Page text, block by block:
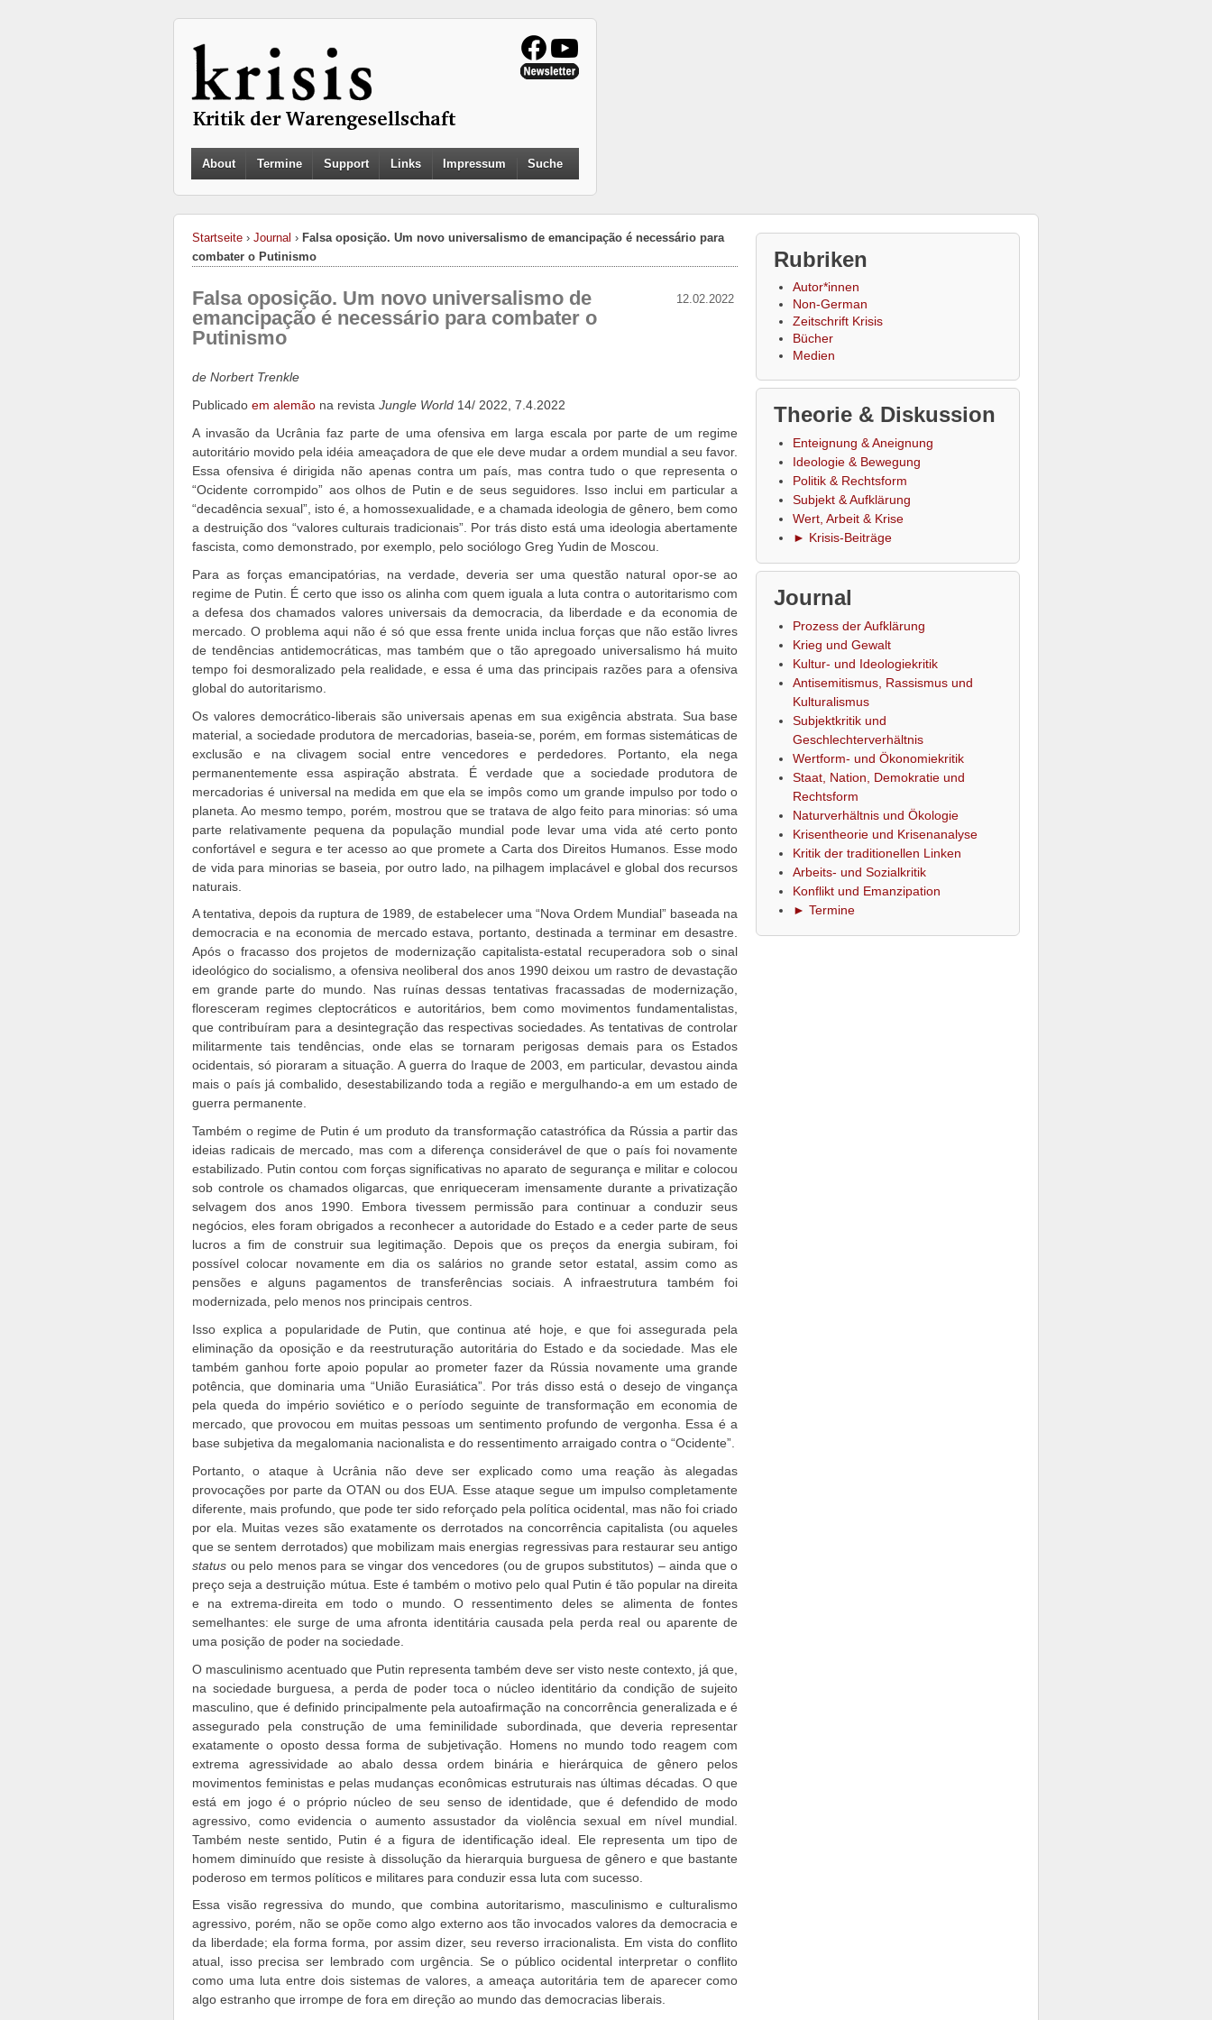
About Termine Support Links Impressum Suche
Startseite › Journal › Falsa oposição. Um novo universalismo de emancipação é necessário para
combater o Putinismo
12.02.2022
Falsa oposição. Um novo universalismo de
emancipação é necessário para combater o
Putinismo
de Norbert Trenkle
Publicado em alemão na revista Jungle World 14/ 2022, 7.4.2022
A invasão da Ucrânia faz parte de uma ofensiva em larga escala por parte de um regime
autoritário movido pela idéia ameaçadora de que ele deve mudar a ordem mundial a seu favor.
Essa ofensiva é dirigida não apenas contra um país, mas contra tudo o que representa o
“Ocidente corrompido” aos olhos de Putin e de seus seguidores. Isso inclui em particular a
“decadência sexual”, isto é, a homossexualidade, e a chamada ideologia de gênero, bem como
a destruição dos “valores culturais tradicionais”. Por trás disto está uma ideologia abertamente
fascista, como demonstrado, por exemplo, pelo sociólogo Greg Yudin de Moscou.
Para as forças emancipatórias, na verdade, deveria ser uma questão natural opor-se ao
regime de Putin. É certo que isso os alinha com quem iguala a luta contra o autoritarismo com
a defesa dos chamados valores universais da democracia, da liberdade e da economia de
mercado. O problema aqui não é só que essa frente unida inclua forças que não estão livres
de tendências antidemocráticas, mas também que o tão apregoado universalismo há muito
tempo foi desmoralizado pela realidade, e essa é uma das principais razões para a ofensiva
global do autoritarismo.
Os valores democrático-liberais são universais apenas em sua exigência abstrata. Sua base
material, a sociedade produtora de mercadorias, baseia-se, porém, em formas sistemáticas de
exclusão e na clivagem social entre vencedores e perdedores. Portanto, ela nega
permanentemente essa aspiração abstrata. É verdade que a sociedade produtora de
mercadorias é universal na medida em que ela se impôs como um grande impulso por todo o
planeta. Ao mesmo tempo, porém, mostrou que se tratava de algo feito para minorias: só uma
parte relativamente pequena da população mundial pode levar uma vida até certo ponto
confortável e segura e ter acesso ao que promete a Carta dos Direitos Humanos. Esse modo
de vida para minorias se baseia, por outro lado, na pilhagem implacável e global dos recursos
naturais.
A tentativa, depois da ruptura de 1989, de estabelecer uma “Nova Ordem Mundial” baseada na
democracia e na economia de mercado estava, portanto, destinada a terminar em desastre.
Após o fracasso dos projetos de modernização capitalista-estatal recuperadora sob o sinal
ideológico do socialismo, a ofensiva neoliberal dos anos 1990 deixou um rastro de devastação
em grande parte do mundo. Nas ruínas dessas tentativas fracassadas de modernização,
floresceram regimes cleptocráticos e autoritários, bem como movimentos fundamentalistas,
que contribuíram para a desintegração das respectivas sociedades. As tentativas de controlar
militarmente tais tendências, onde elas se tornaram perigosas demais para os Estados
ocidentais, só pioraram a situação. A guerra do Iraque de 2003, em particular, devastou ainda
mais o país já combalido, desestabilizando toda a região e mergulhando-a em um estado de
guerra permanente.
Também o regime de Putin é um produto da transformação catastrófica da Rússia a partir das
ideias radicais de mercado, mas com a diferença considerável de que o país foi novamente
estabilizado. Putin contou com forças significativas no aparato de segurança e militar e colocou
sob controle os chamados oligarcas, que enriqueceram imensamente durante a privatização
selvagem dos anos 1990. Embora tivessem permissão para continuar a conduzir seus
negócios, eles foram obrigados a reconhecer a autoridade do Estado e a ceder parte de seus
lucros a fim de construir sua legitimação. Depois que os preços da energia subiram, foi
possível colocar novamente em dia os salários no grande setor estatal, assim como as
pensões e alguns pagamentos de transferências sociais. A infraestrutura também foi
modernizada, pelo menos nos principais centros.
Isso explica a popularidade de Putin, que continua até hoje, e que foi assegurada pela
eliminação da oposição e da reestruturação autoritária do Estado e da sociedade. Mas ele
também ganhou forte apoio popular ao prometer fazer da Rússia novamente uma grande
potência, que dominaria uma “União Eurasiática”. Por trás disso está o desejo de vingança
pela queda do império soviético e o período seguinte de transformação em economia de
mercado, que provocou em muitas pessoas um sentimento profundo de vergonha. Essa é a
base subjetiva da megalomania nacionalista e do ressentimento arraigado contra o “Ocidente”.
Portanto, o ataque à Ucrânia não deve ser explicado como uma reação às alegadas
provocações por parte da OTAN ou dos EUA. Esse ataque segue um impulso completamente
diferente, mais profundo, que pode ter sido reforçado pela política ocidental, mas não foi criado
por ela. Muitas vezes são exatamente os derrotados na concorrência capitalista (ou aqueles
que se sentem derrotados) que mobilizam mais energias regressivas para restaurar seu antigo
status ou pelo menos para se vingar dos vencedores (ou de grupos substitutos) – ainda que o
preço seja a destruição mútua. Este é também o motivo pelo qual Putin é tão popular na direita
e na extrema-direita em todo o mundo. O ressentimento deles se alimenta de fontes
semelhantes: ele surge de uma afronta identitária causada pela perda real ou aparente de
uma posição de poder na sociedade.
O masculinismo acentuado que Putin representa também deve ser visto neste contexto, já que,
na sociedade burguesa, a perda de poder toca o núcleo identitário da condição de sujeito
masculino, que é definido principalmente pela autoafirmação na concorrência generalizada e é
assegurado pela construção de uma feminilidade subordinada, que deveria representar
exatamente o oposto dessa forma de subjetivação. Homens no mundo todo reagem com
extrema agressividade ao abalo dessa ordem binária e hierárquica de gênero pelos
movimentos feministas e pelas mudanças econômicas estruturais nas últimas décadas. O que
está em jogo é o próprio núcleo de seu senso de identidade, que é defendido de modo
agressivo, como evidencia o aumento assustador da violência sexual em nível mundial.
Também neste sentido, Putin é a figura de identificação ideal. Ele representa um tipo de
homem diminuído que resiste à dissolução da hierarquia burguesa de gênero e que bastante
poderoso em termos políticos e militares para conduzir essa luta com sucesso.
Essa visão regressiva do mundo, que combina autoritarismo, masculinismo e culturalismo
agressivo, porém, não se opõe como algo externo aos tão invocados valores da democracia e
da liberdade; ela forma forma, por assim dizer, seu reverso irracionalista. Em vista do conflito
atual, isso precisa ser lembrado com urgência. Se o público ocidental interpretar o conflito
como uma luta entre dois sistemas de valores, a ameaça autoritária tem de aparecer como
algo estranho que irrompe de fora em direção ao mundo das democracias liberais.
Rubriken
Autor*innen
Non-German
Zeitschrift Krisis
Bücher
Medien
Theorie & Diskussion
Enteignung & Aneignung
Ideologie & Bewegung
Politik & Rechtsform
Subjekt & Aufklärung
Wert, Arbeit & Krise
► Krisis-Beiträge
Journal
Prozess der Aufklärung
Krieg und Gewalt
Kultur- und Ideologiekritik
Antisemitismus, Rassismus und
Kulturalismus
Subjektkritik und
Geschlechterverhältnis
Wertform- und Ökonomiekritik
Staat, Nation, Demokratie und
Rechtsform
Naturverhältnis und Ökologie
Krisentheorie und Krisenanalyse
Kritik der traditionellen Linken
Arbeits- und Sozialkritik
Konflikt und Emanzipation
► Termine